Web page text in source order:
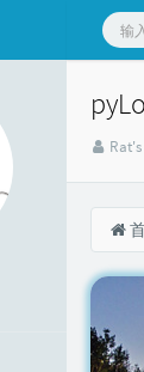
博
Rat's